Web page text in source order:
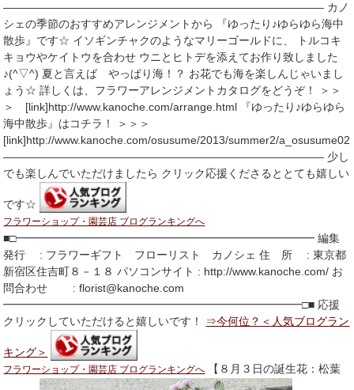
――――――――――――――――――――――――――――― カノ
シェの季節のおすすめアレンジメントから 『ゆったり♪ゆらゆら海中
散歩』です☆ イソギンチャクのようなマリーゴールドに、 トルコキ
キョウやケイトウを合わせ ウニとヒトデを添えてお作り致しました
♪(^▽^) 夏と言えば やっぱり海！？ お花でも海を楽しんじゃいまし
ょう☆ 詳しくは、フラワーアレンジメントカタログをどうぞ！ ＞＞
＞ [link]http://www.kanoche.com/arrange.html 『ゆったり♪ゆらゆら
海中散歩』はコチラ！ ＞＞＞
[link]http://www.kanoche.com/osusume/2013/summer2/
――――――――――――――――――――――――――――― 少し
でも楽しんでいただけましたら クリック応援くださるととても嬉しい
です☆
フラワーショップ・園芸店 ブログランキングへ
■□━━━━━━━━━━━━━━━━━━━━━━━━━━━ 編集
発行 : フラワーギフト フローリスト カノシェ 住 所 : 東京都
新宿区住吉町８－１８ パソコンサイト : http://www.kanoche.com/ お
問合わせ : florist@kanoche.com
━━━━━━━━━━━━━━━━━━━━━━━━━━━□■ 応援
クリックしていただけると嬉しいです！ ⇒今何位？＜人気ブログラン
キング＞
フラワーショップ・園芸店 ブログランキングへ 【８月３日の誕生花：松葉